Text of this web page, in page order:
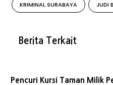
KRIMINAL SURABAYA JUDI
Berita Terkait
Pencuri Kursi Taman Milik